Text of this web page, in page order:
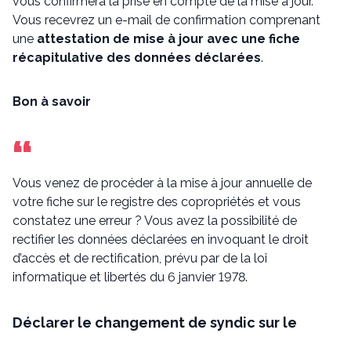
Vous recevrez un e-mail de confirmation comprenant
une attestation de mise à jour avec une fiche
récapitulative des données déclarées.
Bon à savoir
Vous venez de procéder à la mise à jour annuelle de
votre fiche sur le registre des copropriétés et vous
constatez une erreur ? Vous avez la possibilité de
rectifier les données déclarées en invoquant le droit
d’accès et de rectification, prévu par de la loi
informatique et libertés du 6 janvier 1978.
Déclarer le changement de syndic sur le